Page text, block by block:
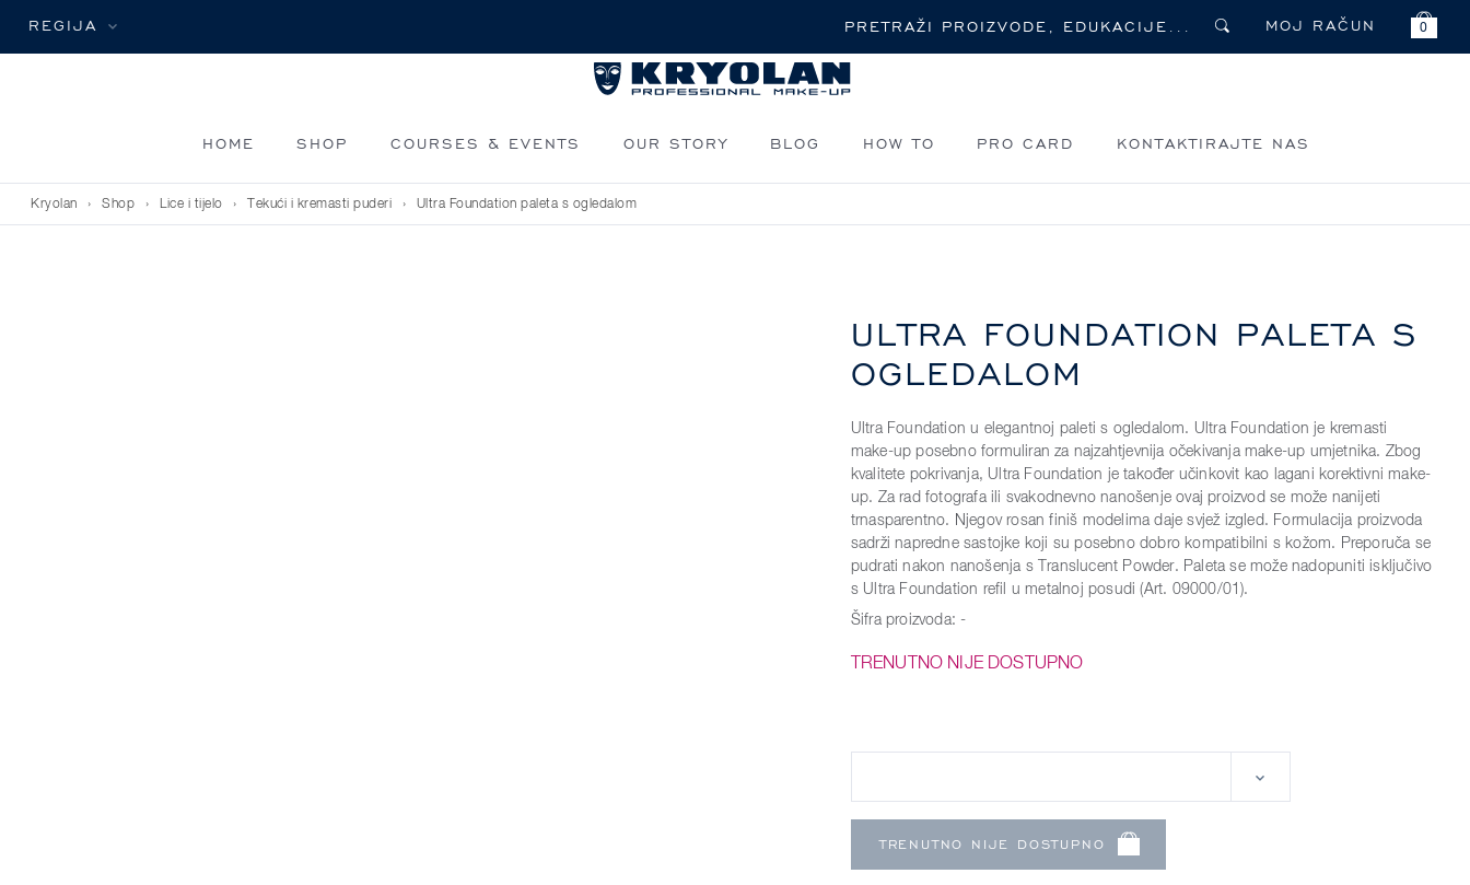
REGIJA MOJ RAČUN 0
HOME SHOP COURSES & EVENTS OUR STORY BLOG HOW TO PRO CARD KONTAKTIRAJTE NAS
Kryolan › Shop › Lice i tijelo › Tekući i kremasti puderi › Ultra Foundation paleta s ogledalom
ULTRA FOUNDATION PALETA S
OGLEDALOM
Ultra Foundation u elegantnoj paleti s ogledalom. Ultra Foundation je kremasti
make-up posebno formuliran za najzahtjevnija očekivanja make-up umjetnika. Zbog
kvalitete pokrivanja, Ultra Foundation je također učinkovit kao lagani korektivni make-
up. Za rad fotografa ili svakodnevno nanošenje ovaj proizvod se može nanijeti
trnasparentno. Njegov rosan finiš modelima daje svjež izgled. Formulacija proizvoda
sadrži napredne sastojke koji su posebno dobro kompatibilni s kožom. Preporuča se
pudrati nakon nanošenja s Translucent Powder. Paleta se može nadopuniti isključivo
s Ultra Foundation refil u metalnoj posudi (Art. 09000/01).
Šifra proizvoda: -
TRENUTNO NIJE DOSTUPNO